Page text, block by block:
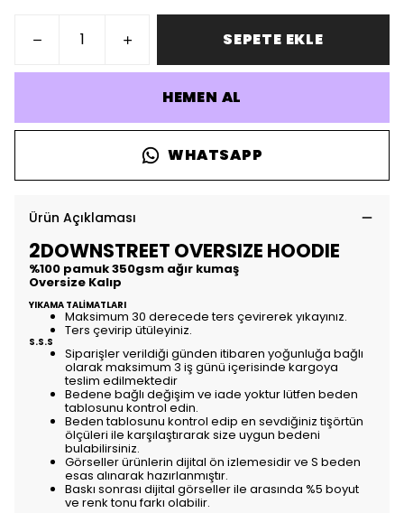
SEPETE EKLE
HEMEN AL
WHATSAPP
Ürün Açıklaması
2DOWNSTREET OVERSIZE HOODIE
%100 pamuk 350gsm ağır kumaş
Oversize Kalıp
YIKAMA TALİMATLARI
Maksimum 30 derecede ters çevirerek yıkayınız.
Ters çevirip ütüleyiniz.
S.S.S
Siparişler verildiği günden itibaren yoğunluğa bağlı
olarak maksimum 3 iş günü içerisinde kargoya
teslim edilmektedir
Bedene bağlı değişim ve iade yoktur lütfen beden
tablosunu kontrol edin.
Beden tablosunu kontrol edip en sevdiğiniz tişörtün
ölçüleri ile karşılaştırarak size uygun bedeni
bulabilirsiniz.
Görseller ürünlerin dijital ön izlemesidir ve S beden
esas alınarak hazırlanmıştır.
Baskı sonrası dijital görseller ile arasında %5 boyut
ve renk tonu farkı olabilir.